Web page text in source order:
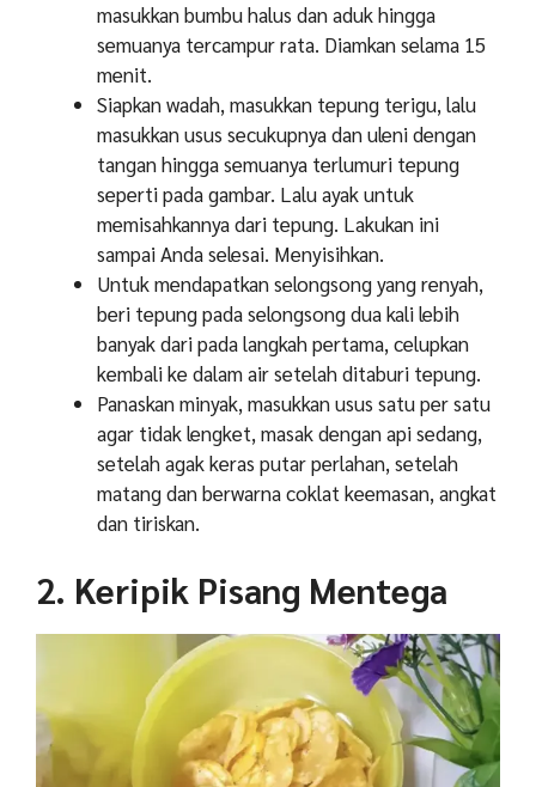
masukkan bumbu halus dan aduk hingga
semuanya tercampur rata. Diamkan selama 15
menit.
Siapkan wadah, masukkan tepung terigu, lalu
masukkan usus secukupnya dan uleni dengan
tangan hingga semuanya terlumuri tepung
seperti pada gambar. Lalu ayak untuk
memisahkannya dari tepung. Lakukan ini
sampai Anda selesai. Menyisihkan.
Untuk mendapatkan selongsong yang renyah,
beri tepung pada selongsong dua kali lebih
banyak dari pada langkah pertama, celupkan
kembali ke dalam air setelah ditaburi tepung.
Panaskan minyak, masukkan usus satu per satu
agar tidak lengket, masak dengan api sedang,
setelah agak keras putar perlahan, setelah
matang dan berwarna coklat keemasan, angkat
dan tiriskan.
2. Keripik Pisang Mentega